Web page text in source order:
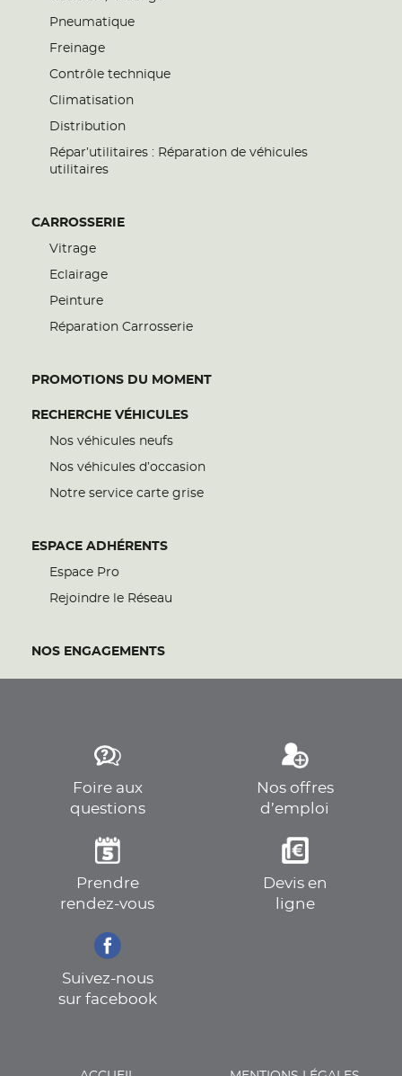
Pneumatique
Freinage
Contrôle technique
Climatisation
Distribution
Répar’utilitaires : Réparation de véhicules
utilitaires
CARROSSERIE
Vitrage
Eclairage
Peinture
Réparation Carrosserie
PROMOTIONS DU MOMENT
RECHERCHE VÉHICULES
Nos véhicules neufs
Nos véhicules d’occasion
Notre service carte grise
ESPACE ADHÉRENTS
Espace Pro
Rejoindre le Réseau
NOS ENGAGEMENTS
Foire aux
questions
Nos offres
d’emploi
Prendre
rendez-vous
Devis en
ligne
Suivez-nous
sur facebook